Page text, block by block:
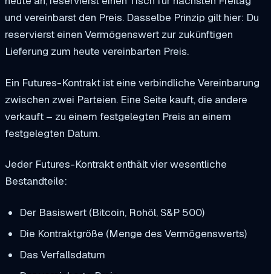
und vereinbarst den Preis. Dasselbe Prinzip gilt hier: Du
reservierst einen Vermögenswert zur zukünftigen
Lieferung zum heute vereinbarten Preis.
Ein Futures-Kontrakt ist eine verbindliche Vereinbarung
zwischen zwei Parteien. Eine Seite kauft, die andere
verkauft – zu einem festgelegten Preis an einem
festgelegten Datum.
Jeder Futures-Kontrakt enthält vier wesentliche
Bestandteile:
Der Basiswert (Bitcoin, Rohöl, S&P 500)
Die Kontraktgröße (Menge des Vermögenswerts)
Das Verfallsdatum